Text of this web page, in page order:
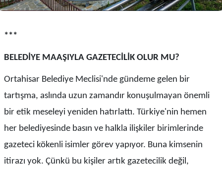
***
BELEDİYE MAAŞIYLA GAZETECİLİK OLUR MU?
Ortahisar Belediye Meclisi'nde gündeme gelen bir
tartışma, aslında uzun zamandır konuşulmayan önemli
bir etik meseleyi yeniden hatırlattı. Türkiye'nin hemen
her belediyesinde basın ve halkla ilişkiler birimlerinde
gazeteci kökenli isimler görev yapıyor. Buna kimsenin
itirazı yok. Çünkü bu kişiler artık gazetecilik değil,